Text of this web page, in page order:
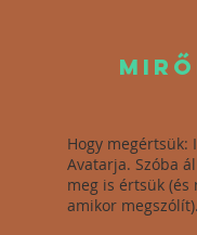
Hogy megértsük:
Avatarja. Szóba
meg is értsük
amikor megszólít).